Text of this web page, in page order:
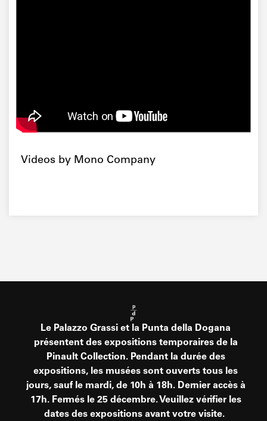
Videos by Mono Company
Le Palazzo Grassi et la Punta della Dogana
présentent des expositions temporaires de la
Pinault Collection. Pendant la durée des
expositions, les musées sont ouverts tous les
jours, sauf le mardi, de 10h à 18h. Dernier accès à
17h. Fermés le 25 décembre. Veuillez vérifier les
dates des expositions avant votre visite.